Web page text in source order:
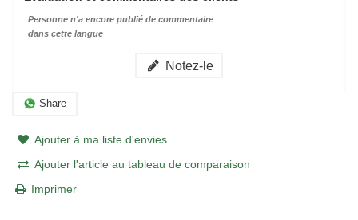
Personne n'a encore publié de commentaire
dans cette langue
Notez-le
Share
Ajouter à ma liste d'envies
Ajouter l'article au tableau de comparaison
Imprimer